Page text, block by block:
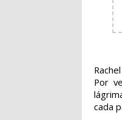
Por
cada